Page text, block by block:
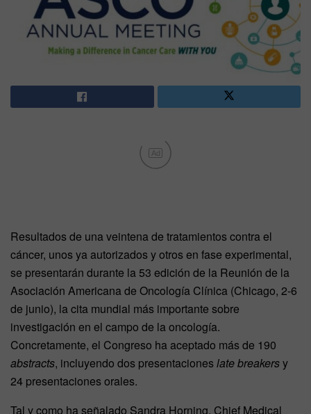
Ad
Resultados de una veintena de tratamientos contra el
cáncer, unos ya autorizados y otros en fase experimental,
se presentarán durante la 53 edición de la Reunión de la
Asociación Americana de Oncología Clínica (Chicago, 2-6
de junio), la cita mundial más importante sobre
investigación en el campo de la oncología.
Concretamente, el Congreso ha aceptado más de 190
abstracts, incluyendo dos presentacioneslate breakersy
24 presentaciones orales.
Tal y como ha señalado Sandra Horning, Chief Medical